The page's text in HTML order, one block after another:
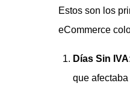
Estos son los
eCommerce
Días Sin
que